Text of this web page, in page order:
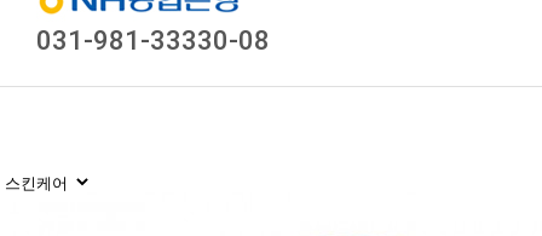
031-981-33330-08